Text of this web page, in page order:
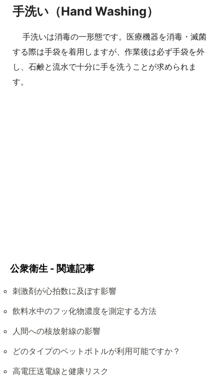
手洗い（Hand Washing）
手洗いは消毒の一形態です。医療機器を消毒・滅菌
する際は手袋を着用しますが、作業後は必ず手袋を外
し、石鹸と流水で十分に手を洗うことが求められま
す。
公衆衛生 - 関連記事
刺激剤が心拍数に及ぼす影響
飲料水中のフッ化物濃度を測定する方法
人間への核放射線の影響
どのタイプのペットボトルが利用可能ですか？
高電圧送電線と健康リスク